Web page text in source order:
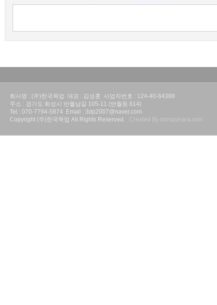
회사명 : (주)한국목업 대표 : 김성훈 사업자번호 : 124-40-84388
주소 : 경기도 화성시 반월남길 105-11 (반월동 614)
Tel : 070-7794-5874 Email : 3dp2007@naver.com
Copyright (주)한국목업 All Rights Reserved. Created By hompynara.com